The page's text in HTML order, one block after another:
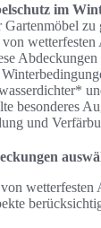
im
zu
wetterfesten
besonderes
und
wetterfesten